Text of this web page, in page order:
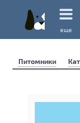
еще
Питомники